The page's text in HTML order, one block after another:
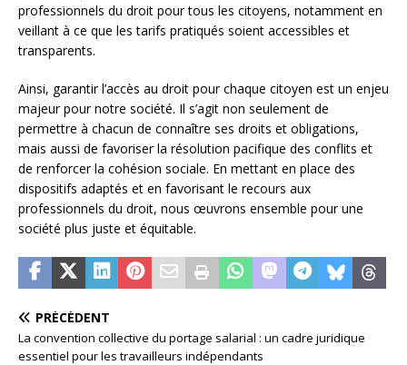
professionnels du droit pour tous les citoyens, notamment en
veillant à ce que les tarifs pratiqués soient accessibles et
transparents.
Ainsi, garantir l’accès au droit pour chaque citoyen est un enjeu
majeur pour notre société. Il s’agit non seulement de
permettre à chacun de connaître ses droits et obligations,
mais aussi de favoriser la résolution pacifique des conflits et
de renforcer la cohésion sociale. En mettant en place des
dispositifs adaptés et en favorisant le recours aux
professionnels du droit, nous œuvrons ensemble pour une
société plus juste et équitable.
PRÉCÉDENT
La convention collective du portage salarial : un cadre juridique
essentiel pour les travailleurs indépendants